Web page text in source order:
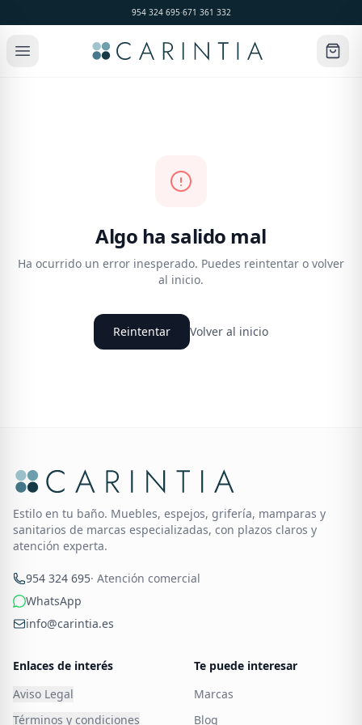
954 324 695·671 361 332
Algo ha salido mal
Ha ocurrido un error inesperado. Puedes reintentar o volver
al inicio.
Reintentar Volver al inicio
Estilo en tu baño. Muebles, espejos, grifería, mamparas y
sanitarios de marcas especializadas, con plazos claros y
atención experta.
954 324 695· Atención comercial
WhatsApp
info@carintia.es
Enlaces de interés
Aviso Legal
Términos y condiciones
Te puede interesar
Marcas
Blog